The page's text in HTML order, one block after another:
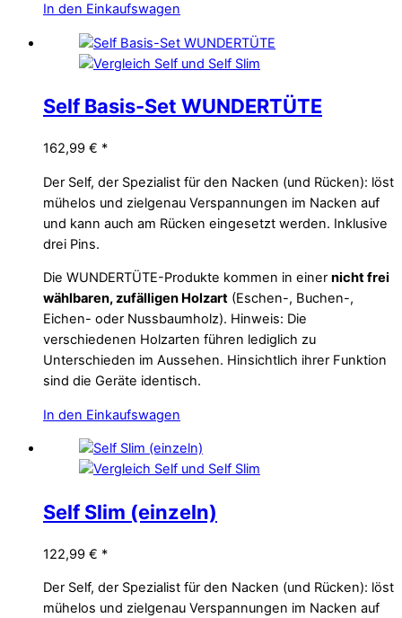
In den Einkaufswagen
Self Basis-Set WUNDERTÜTE
162,99 € *
Der Self, der Spezialist für den Nacken (und Rücken): löst
mühelos und zielgenau Verspannungen im Nacken auf
und kann auch am Rücken eingesetzt werden. Inklusive
drei Pins.
Die WUNDERTÜTE-Produkte kommen in einer nicht frei
wählbaren, zufälligen Holzart (Eschen-, Buchen-,
Eichen- oder Nussbaumholz). Hinweis: Die
verschiedenen Holzarten führen lediglich zu
Unterschieden im Aussehen. Hinsichtlich ihrer Funktion
sind die Geräte identisch.
In den Einkaufswagen
Self Slim (einzeln)
122,99 € *
Der Self, der Spezialist für den Nacken (und Rücken): löst
mühelos und zielgenau Verspannungen im Nacken auf